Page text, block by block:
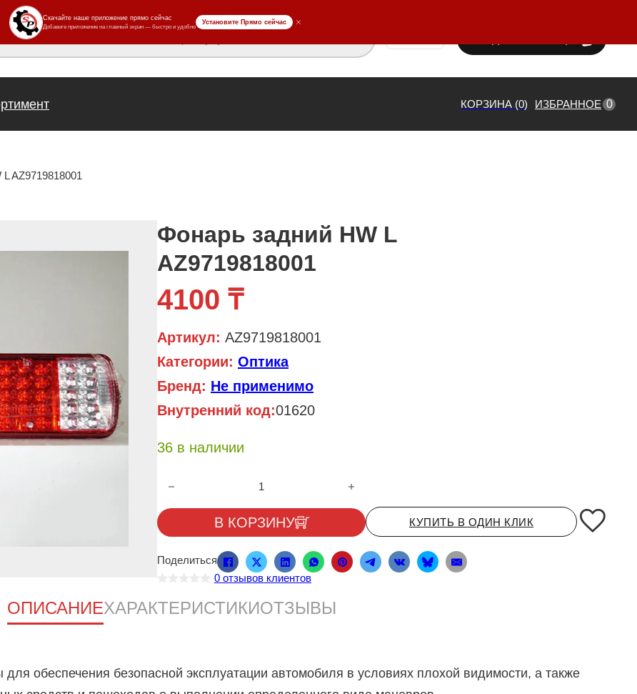
КОРЗИНА (0) ИЗБРАННОЕ 0
AZ9719818001
Фонарь задний HW L
AZ9719818001
4100 ₸
Артикул: AZ9719818001
Категории: Оптика
Бренд: Не применимо
Внутренний код:01620
36 в наличии
Количество товара Фонарь задний HW L AZ9719818001
В КОРЗИНУ КУПИТЬ В ОДИН КЛИК
Поделиться
ц
з
0 отзывов клиентов
ОПИСАНИЕХАРАКТЕРИСТИКИОТЗЫВЫ
обеспечения безопасной эксплуатации автомобиля в условиях плохой видимости, а также